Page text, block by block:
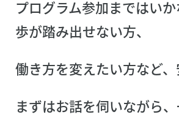
プログラム参加まではい
歩が踏み出せない方、
働き方を変えたい方など
まずはお話を伺いながら